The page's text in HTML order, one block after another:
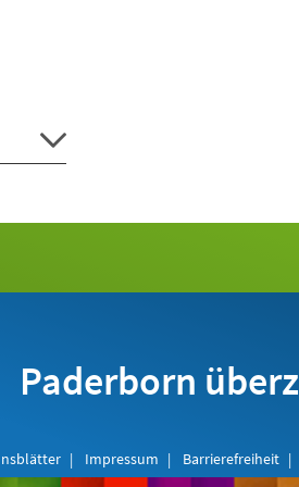
Paderborn
Impressum Barrierefreiheit